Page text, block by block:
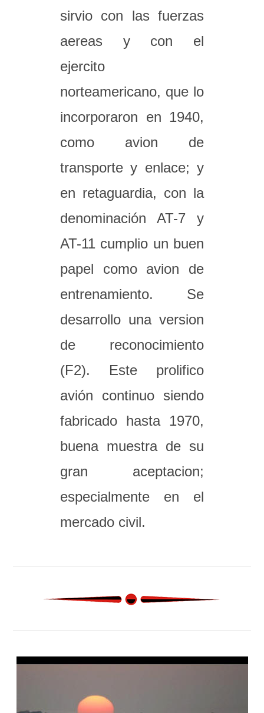
sirvio con las fuerzas
aereas y con el
ejercito
norteamericano, que lo
incorporaron en 1940,
como avion de
transporte y enlace; y
en retaguardia, con la
denominación AT-7 y
AT-11 cumplio un buen
papel como avion de
entrenamiento. Se
desarrollo una version
de reconocimiento
(F2). Este prolifico
avión continuo siendo
fabricado hasta 1970,
buena muestra de su
gran aceptacion;
especialmente en el
mercado civil.